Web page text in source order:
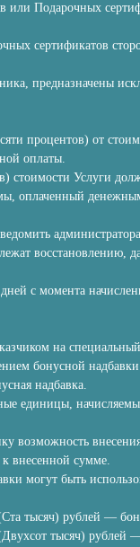
или Подарочных
сертификатов
предназначены
процентов) от
оплаты.
стоимости Услуги
оплаченный
восстановлению,
с момента
на
бонусной
надбавка.
единицы,
возможность
внесенной сумме.
могут быть
тысяч) рублей —
тысяч) рублей